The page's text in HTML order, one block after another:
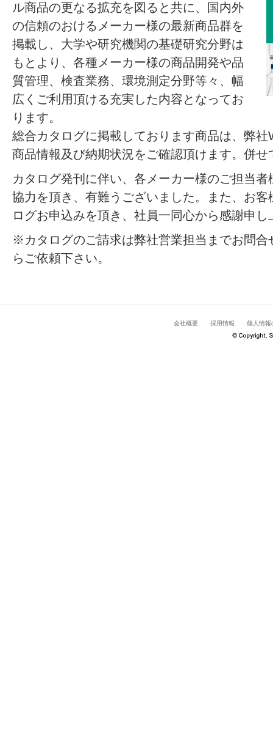
ル商品の更なる拡充を図ると共に、国内外
の信頼のおけるメーカー様の最新商品群を
掲載し、大学や研究機関の基礎研究分野は
もとより、各種メーカー様の商品開発や品
質管理、検査業務、環境測定分野等々、幅
広くご利用頂ける充実した内容となってお
ります。
総合カタログに掲載しております商品は、弊
商品情報及び納期状況をご確認頂けます。併
カタログ発刊に伴い、各メーカー様のご担当
協力を頂き、有難うございました。また、お
ログお申込みを頂き、社員一同心から感謝申し
※カタログのご請求は弊社営業担当までお問
らご依頼下さい。
会社概要 採用情報 個人情報